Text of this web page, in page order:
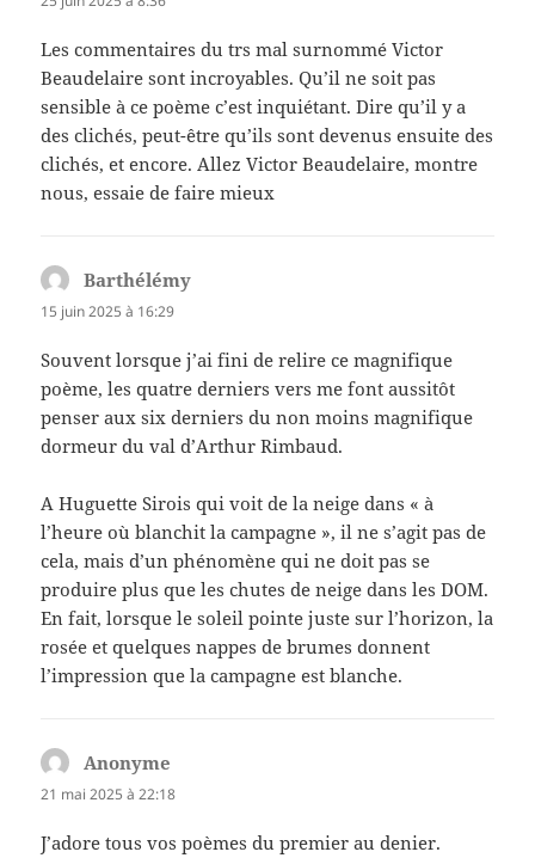
Les commentaires du trs mal surnommé Victor
Beaudelaire sont incroyables. Qu’il ne soit pas
sensible à ce poème c’est inquiétant. Dire qu’il y a
des clichés, peut-être qu’ils sont devenus ensuite des
clichés, et encore. Allez Victor Beaudelaire, montre
nous, essaie de faire mieux
Barthélémy
15 juin 2025 à 16:29
Souvent lorsque j’ai fini de relire ce magnifique
poème, les quatre derniers vers me font aussitôt
penser aux six derniers du non moins magnifique
dormeur du val d’Arthur Rimbaud.
A Huguette Sirois qui voit de la neige dans « à
l’heure où blanchit la campagne », il ne s’agit pas de
cela, mais d’un phénomène qui ne doit pas se
produire plus que les chutes de neige dans les DOM.
En fait, lorsque le soleil pointe juste sur l’horizon, la
rosée et quelques nappes de brumes donnent
l’impression que la campagne est blanche.
Anonyme
21 mai 2025 à 22:18
J’adore tous vos poèmes du premier au denier.